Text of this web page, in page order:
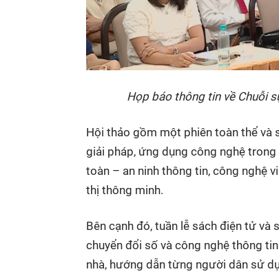
Họp báo thông tin về Chuỗi
Hội thảo gồm một phiên toàn thể và
giải pháp, ứng dụng công nghệ
toàn – an ninh thông tin, công nghệ
thị thông minh.
Bên cạnh đó, tuần lễ sách điện tử
chuyển đổi số và công nghệ thông
nhà, hướng dẫn từng người dân sử